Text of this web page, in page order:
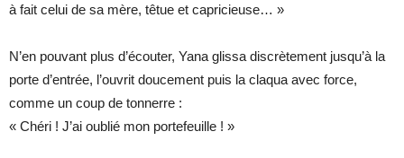
à fait celui de sa mère, têtue et capricieuse… »
N’en pouvant plus d’écouter, Yana glissa discrètement jusqu’à la
porte d’entrée, l’ouvrit doucement puis la claqua avec force,
comme un coup de tonnerre :
« Chéri ! J’ai oublié mon portefeuille ! »